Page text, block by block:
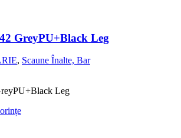
GreyPU+Black Leg
, Scaune Înalte, Bar
Leg